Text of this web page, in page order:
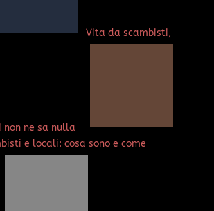
Vita da scambisti,
ne sa nulla
e locali: cosa sono e come